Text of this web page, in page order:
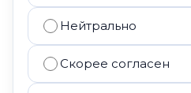
Нейтрально
Скорее согласен